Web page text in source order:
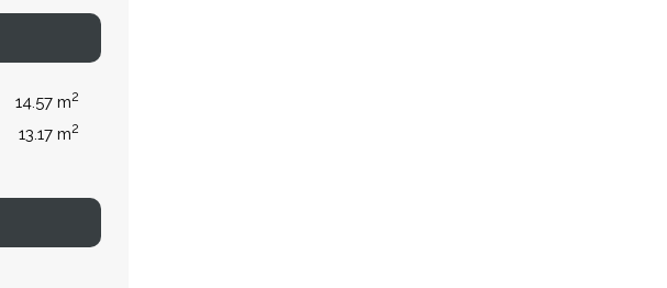
14.57 m2
13.17 m2